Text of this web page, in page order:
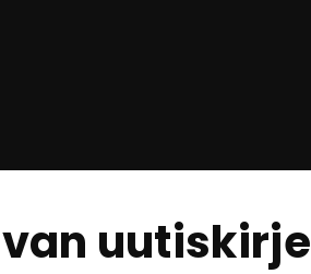
uutiskirje